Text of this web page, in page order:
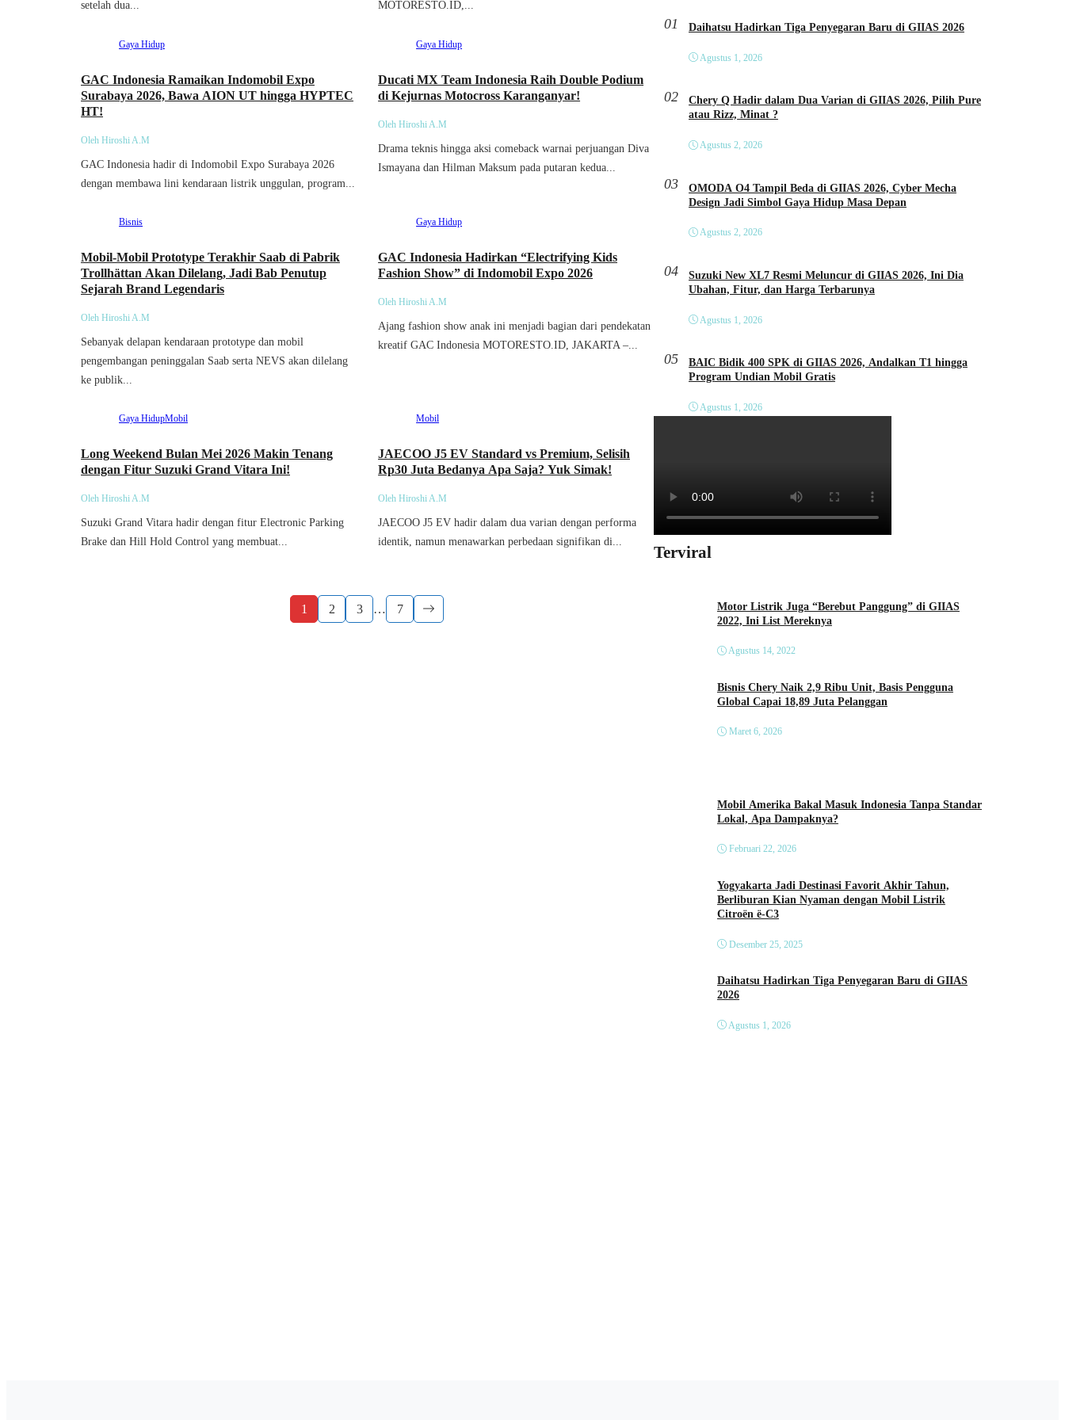
setelah dua... MOTORESTO.ID,...
Gaya Hidup
GAC Indonesia Ramaikan Indomobil Expo
Surabaya 2026, Bawa AION UT hingga HYPTEC
HT!
Oleh Hiroshi A.M
GAC Indonesia hadir di Indomobil Expo Surabaya 2026
dengan membawa lini kendaraan listrik unggulan, program...
Gaya Hidup
Ducati MX Team Indonesia Raih Double Podium
di Kejurnas Motocross Karanganyar!
Oleh Hiroshi A.M
Drama teknis hingga aksi comeback warnai perjuangan Diva
Ismayana dan Hilman Maksum pada putaran kedua...
Bisnis
Mobil-Mobil Prototype Terakhir Saab di Pabrik
Trollhättan Akan Dilelang, Jadi Bab Penutup
Sejarah Brand Legendaris
Oleh Hiroshi A.M
Sebanyak delapan kendaraan prototype dan mobil
pengembangan peninggalan Saab serta NEVS akan dilelang
ke publik...
Gaya Hidup
GAC Indonesia Hadirkan “Electrifying Kids
Fashion Show” di Indomobil Expo 2026
Oleh Hiroshi A.M
Ajang fashion show anak ini menjadi bagian dari pendekatan
kreatif GAC Indonesia MOTORESTO.ID, JAKARTA –...
Gaya HidupMobil
Long Weekend Bulan Mei 2026 Makin Tenang
dengan Fitur Suzuki Grand Vitara Ini!
Oleh Hiroshi A.M
Suzuki Grand Vitara hadir dengan fitur Electronic Parking
Brake dan Hill Hold Control yang membuat...
Mobil
JAECOO J5 EV Standard vs Premium, Selisih
Rp30 Juta Bedanya Apa Saja? Yuk Simak!
Oleh Hiroshi A.M
JAECOO J5 EV hadir dalam dua varian dengan performa
identik, namun menawarkan perbedaan signifikan di...
1 2 3 … 7
01 Daihatsu Hadirkan Tiga Penyegaran Baru di GIIAS 2026
Agustus 1, 2026
02
Chery Q Hadir dalam Dua Varian di GIIAS 2026, Pilih Pure
atau Rizz, Minat ?
Agustus 2, 2026
03
OMODA O4 Tampil Beda di GIIAS 2026, Cyber Mecha
Design Jadi Simbol Gaya Hidup Masa Depan
Agustus 2, 2026
04
Suzuki New XL7 Resmi Meluncur di GIIAS 2026, Ini Dia
Ubahan, Fitur, dan Harga Terbarunya
Agustus 1, 2026
05
BAIC Bidik 400 SPK di GIIAS 2026, Andalkan T1 hingga
Program Undian Mobil Gratis
Agustus 1, 2026
Terviral
Motor Listrik Juga “Berebut Panggung” di GIIAS
2022, Ini List Mereknya
Agustus 14, 2022
Bisnis Chery Naik 2,9 Ribu Unit, Basis Pengguna
Global Capai 18,89 Juta Pelanggan
Maret 6, 2026
Mobil Amerika Bakal Masuk Indonesia Tanpa Standar
Lokal, Apa Dampaknya?
Februari 22, 2026
Yogyakarta Jadi Destinasi Favorit Akhir Tahun,
Berliburan Kian Nyaman dengan Mobil Listrik
Citroën ë-C3
Desember 25, 2025
Daihatsu Hadirkan Tiga Penyegaran Baru di GIIAS
2026
Agustus 1, 2026